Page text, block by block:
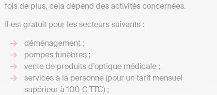
fois de plus, cela dépend des activités concernées.
Il est gratuit pour les secteurs suivants :
déménagement ;
pompes funèbres ;
vente de produits d’optique médicale ;
services à la personne (pour un tarif mensuel
supérieur à 100 € TTC) ;